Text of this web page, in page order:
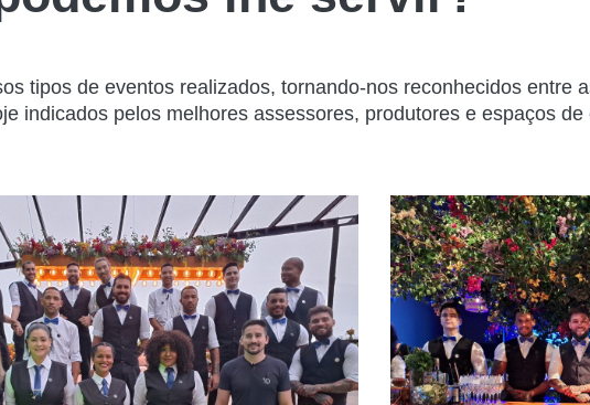
tipos de eventos realizados, tornando-nos reconhecidos entre
indicados pelos melhores assessores, produtores e espaços de